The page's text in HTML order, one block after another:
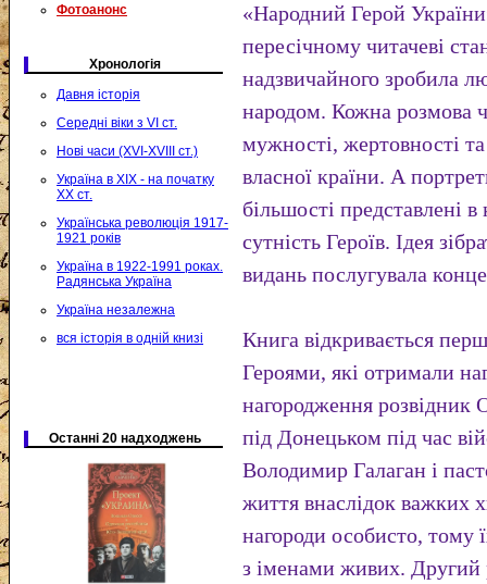
Фотоанонс
Хронологія
Давня історія
Середні віки з VI ст.
Нові часи (XVI-XVIII ст.)
Україна в XIX - на початку
XX ст.
Українська революція 1917-
1921 років
Україна в 1922-1991 роках.
Радянська Україна
Україна незалежна
вся історія в одній книзі
Останні 20 надходжень
«Народний Герой
пересічному читачеві
надзвичайного зробила
народом. Кожна розмова
мужності, жертовності
власної країни. А
більшості представлені
сутність Героїв. Ідея
видань послугувала
Книга відкривається
Героями, які отримали
нагородження розвідник
під Донецьком під час
Володимир Галаган і
життя внаслідок важких
нагороди особисто, тому
з іменами живих. Другий